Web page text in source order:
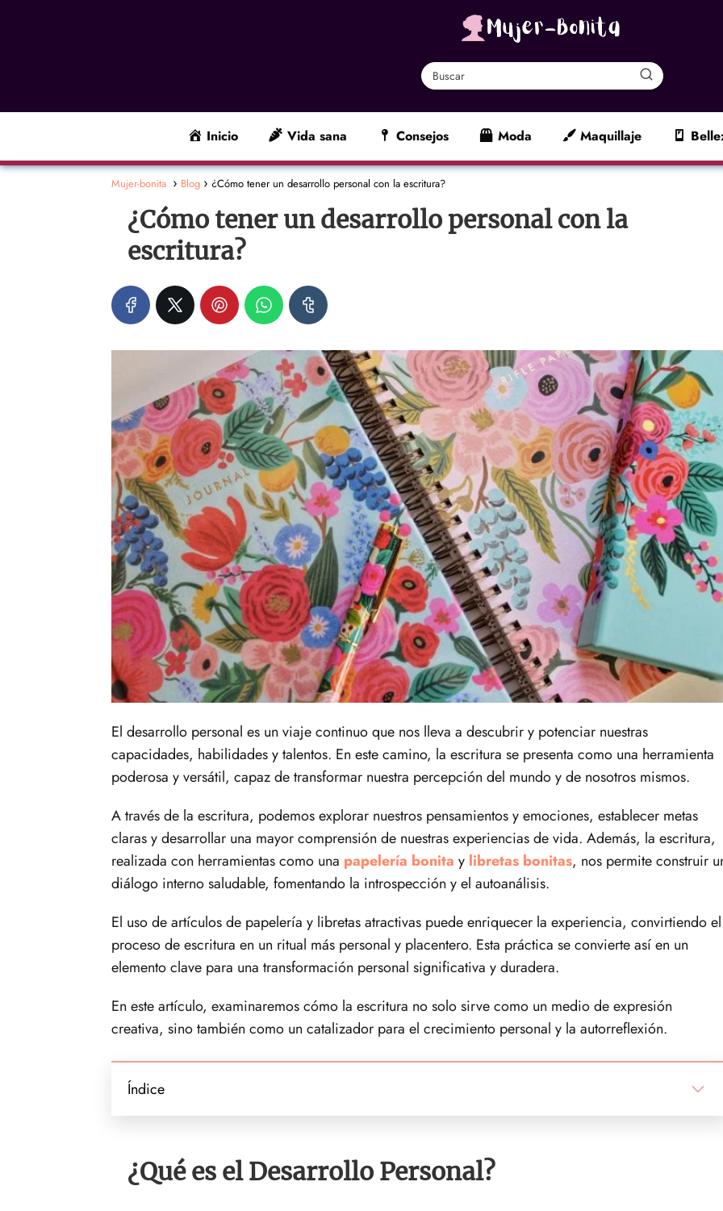
Inicio Vida sana Consejos Moda Maquillaje
Mujer-bonita Blog ¿Cómo tener un desarrollo personal con la escritura?
¿Cómo tener un desarrollo personal con la
escritura?
El desarrollo personal es un viaje continuo que nos lleva a descubrir y potenciar nuestras
capacidades, habilidades y talentos. En este camino, la escritura se presenta como una herramienta
poderosa y versátil, capaz de transformar nuestra percepción del mundo y de nosotros mismos.
A través de la escritura, podemos explorar nuestros pensamientos y emociones, establecer metas
claras y desarrollar una mayor comprensión de nuestras experiencias de vida. Además, la escritura,
realizada con herramientas como una papelería bonita y libretas bonitas, nos permite construir
diálogo interno saludable, fomentando la introspección y el autoanálisis.
El uso de artículos de papelería y libretas atractivas puede enriquecer la experiencia, convirtiendo el
proceso de escritura en un ritual más personal y placentero. Esta práctica se convierte así en un
elemento clave para una transformación personal significativa y duradera.
En este artículo, examinaremos cómo la escritura no solo sirve como un medio de expresión
creativa, sino también como un catalizador para el crecimiento personal y la autorreflexión.
Índice
¿Qué es el Desarrollo Personal?